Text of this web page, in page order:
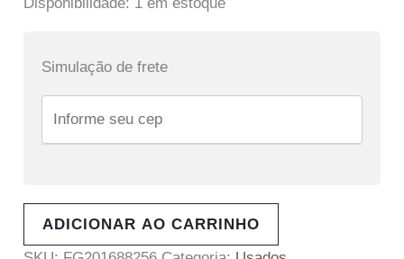
Simulação de frete
ADICIONAR AO CARRINHO